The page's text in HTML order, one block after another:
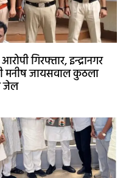
गिरफ्तार, इन्द्रानगर
मनीष जायसवाल कुठला
जेल